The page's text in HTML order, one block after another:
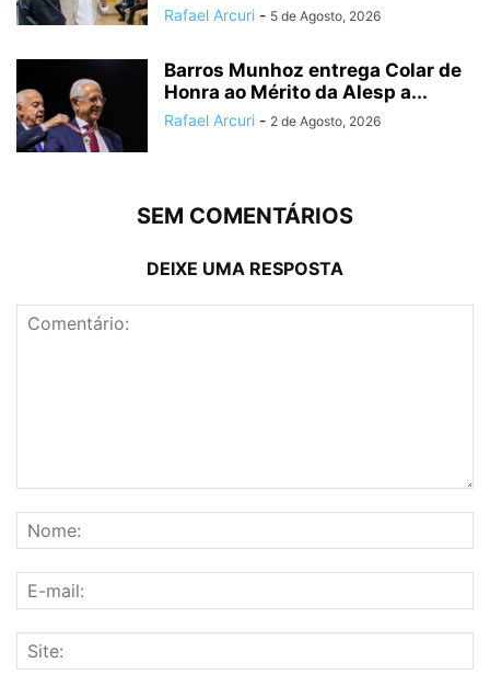
Rafael Arcuri - 5 de Agosto, 2026
Barros Munhoz entrega Colar de
Honra ao Mérito da Alesp a...
Rafael Arcuri - 2 de Agosto, 2026
SEM COMENTÁRIOS
DEIXE UMA RESPOSTA